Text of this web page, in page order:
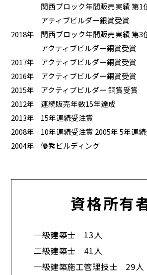
関西ブロック年間販売実績 第1
アティブビルダー銀賞受賞
2018年
関西ブロック年間販売実績 第3
アクティブビルダー銅賞受賞
2017年
アクティブビルダー銅賞受賞
2016年
アクティブビルダー銅賞受賞
2015年
アクティブビルダー 銅賞受賞
2012年
連続販売年数15年達成
2013年
15年連続受注賞
2008年
10年連続受注賞 2005年 5年連
2004年
優秀ビルディング
資格所有
一級建築士 13人
二級建築士 41人
一級建築施工管理技士 29人